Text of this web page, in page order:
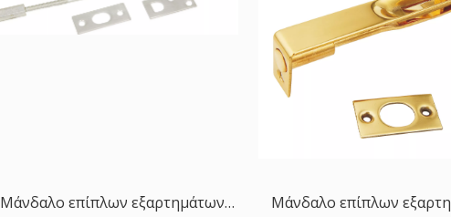
Μάνδαλο επίπλων εξαρτημάτων
Μάνδαλο επίπλων